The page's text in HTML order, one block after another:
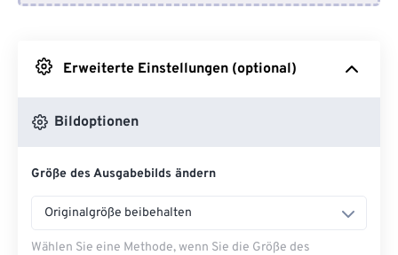
Erweiterte Einstellungen (optional)
Bildoptionen
Größe des Ausgabebilds ändern
Originalgröße beibehalten
Wählen Sie eine Methode, wenn Sie die Größe des